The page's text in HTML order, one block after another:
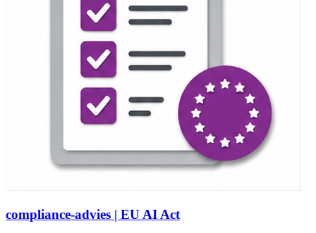
compliance-advies | EU AI Act